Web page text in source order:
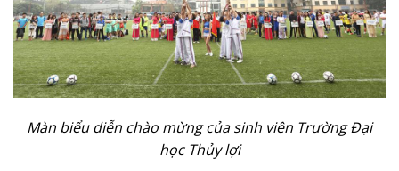
Màn biểu diễn chào mừng của sinh viên Trường Đại
học Thủy lợi